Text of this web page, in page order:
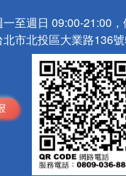
一至週日 09:00-21:00
北市北投區大業路136